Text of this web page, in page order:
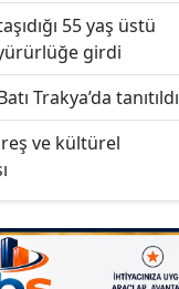
55 yaş üstü
girdi
Trakya’da tanıtıldı
ve kültürel